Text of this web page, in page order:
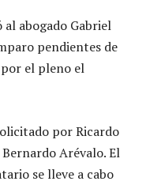
abogado Gabriel
pendientes de
por el pleno el
por Ricardo
Arévalo. El
se lleve a cabo